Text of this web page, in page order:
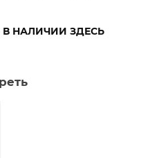
В НАЛИЧИИ ЗДЕСЬ